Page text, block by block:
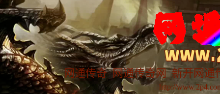
网通传奇_网通传奇网_新开网通
http://